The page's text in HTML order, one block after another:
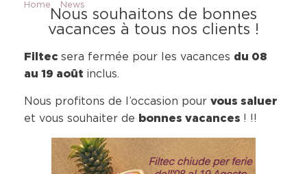
Home News
Nous souhaitons de bonnes
vacances à tous nos clients !
Filtec sera fermée pour les vacances du 08
au 19 août inclus.
Nous profitons de l’occasion pour vous saluer
et vous souhaiter de bonnes vacances ! !!